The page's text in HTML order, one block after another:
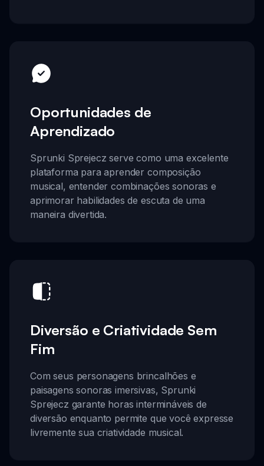
Oportunidades de
Aprendizado
Sprunki Sprejecz serve como uma excelente
plataforma para aprender composição
musical, entender combinações sonoras e
aprimorar habilidades de escuta de uma
maneira divertida.
Diversão e Criatividade Sem
Fim
Com seus personagens brincalhões e
paisagens sonoras imersivas, Sprunki
Sprejecz garante horas intermináveis de
diversão enquanto permite que você expresse
livremente sua criatividade musical.